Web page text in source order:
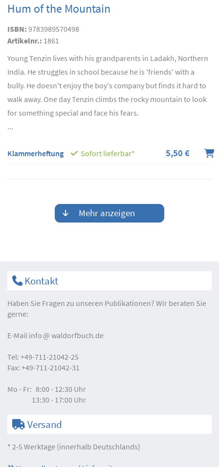
Hum of the Mountain
ISBN: 9783989570498
Artikelnr.: 1861
Young Tenzin lives with his grandparents in Ladakh, Northern
India. He struggles in school because he is 'friends' with a
bully. He doesn't enjoy the boy's company but finds it hard to
walk away. One day Tenzin climbs the rocky mountain to look
for something special and face his fears.
...
Klammerheftung Sofort lieferbar* 5,50 €
Mehr anzeigen
Kontakt
Haben Sie Fragen zu unseren Publikationen? Wir beraten Sie
gerne:
E-Mail info waldorfbuch.de
Tel: +49-711-21042-25
Fax: +49-711-21042-31
Mo - Fr: 8:00 - 12:30 Uhr
13:30 - 17:00 Uhr
Versand
* 2-5 Werktage (innerhalb Deutschlands)